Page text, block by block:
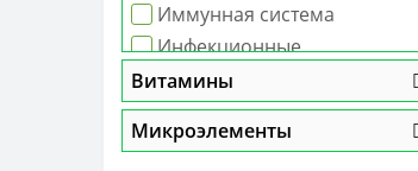
Иммунная система
Инфекционные
заболевания
Общее укрепление
организма
Витамины
Микроэлементы